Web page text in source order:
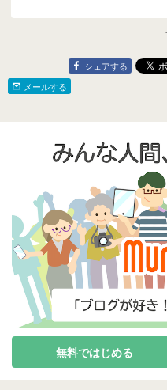
シェアする
メールする
無料ではじめる